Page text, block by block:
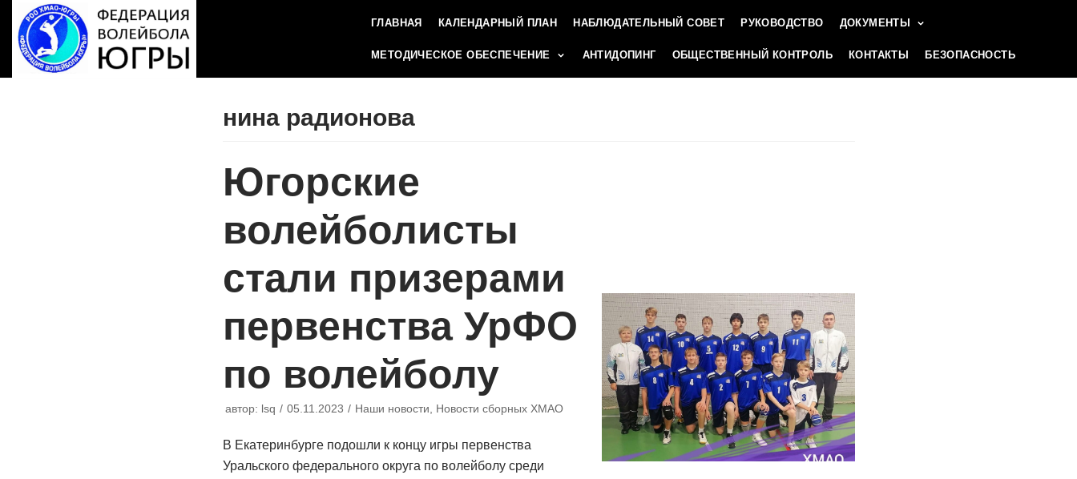
Перейти
к
содержимому
ГЛАВНАЯ КАЛЕНДАРНЫЙ ПЛАН НАБЛЮДАТЕЛЬНЫЙ СОВЕТ РУКОВОДСТВО ДОКУМЕНТЫ
МЕТОДИЧЕСКОЕ ОБЕСПЕЧЕНИЕ АНТИДОПИНГ ОБЩЕСТВЕННЫЙ КОНТРОЛЬ КОНТАКТЫ БЕЗОПАСНОСТЬ
нина радионова
Югорские
волейболисты
стали призерами
первенства УрФО
по волейболу
автор: lsq 05.11.2023 Наши новости, Новости сборных ХМАО
В Екатеринбурге подошли к концу игры первенства
Уральского федерального округа по волейболу среди